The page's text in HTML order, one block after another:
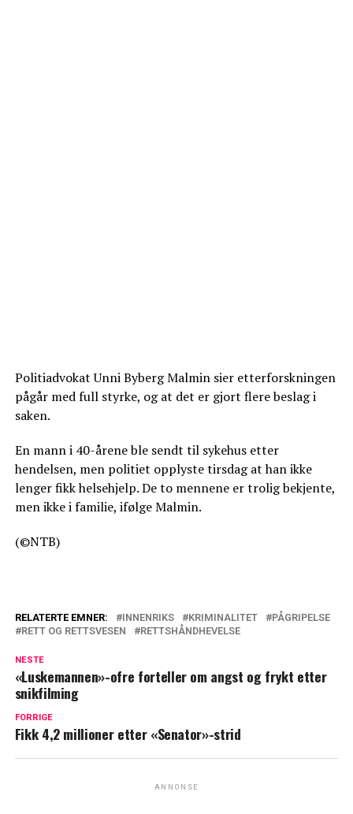
Politiadvokat Unni Byberg Malmin sier etterforskningen
pågår med full styrke, og at det er gjort flere beslag i
saken.
En mann i 40-årene ble sendt til sykehus etter
hendelsen, men politiet opplyste tirsdag at han ikke
lenger fikk helsehjelp. De to mennene er trolig bekjente,
men ikke i familie, ifølge Malmin.
(©NTB)
RELATERTE EMNER: INNENRIKS KRIMINALITET
PÅGRIPELSE
RETT OG RETTSVESEN
RETTSHÅNDHEVELSE
NESTE
«Luskemannen»-ofre forteller om angst og frykt etter
snikfilming
FORRIGE
Fikk 4,2 millioner etter «Senator»-strid
ANNONSE